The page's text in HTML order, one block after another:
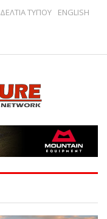
ΔΕΛΤΙΑ ΤΥΠΟΥ ENGLISH